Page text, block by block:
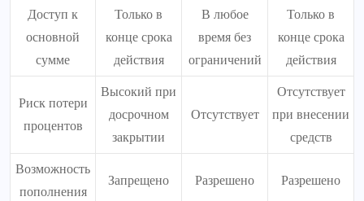
Доступ к
основной
сумме
Только в
конце срока
действия
В любое
время без
ограничений
Только в
конце срока
действия
Риск потери
процентов
Высокий при
досрочном
закрытии
Отсутствует
Отсутствует
при внесении
средств
Возможность
пополнения
Запрещено Разрешено Разрешено